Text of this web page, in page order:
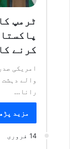
ٹرمپ
کرنے
والے
رانا…
مزید
14 فروری